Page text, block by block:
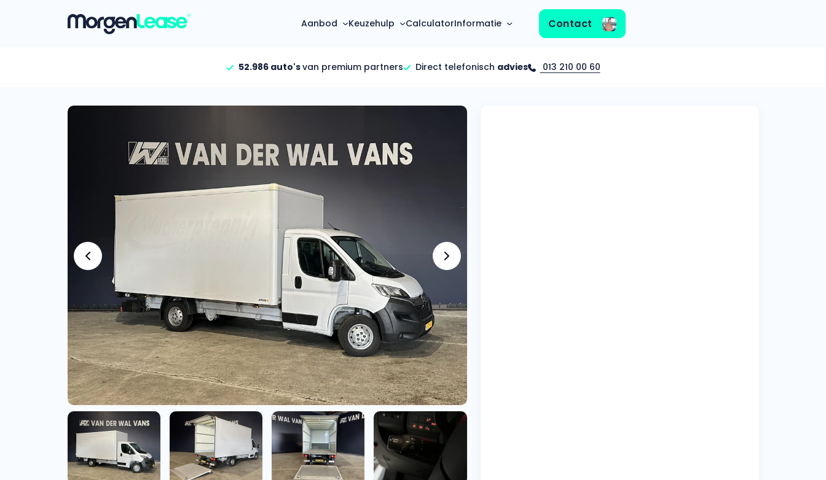
Aanbod
Gezinsauto’s
Bekijk alle gezinsauto’s
Hele aanbod
Bekijk alle electrische auto’s
Budgetwagens
Bekijk alle budgetwagens
Volkswagen
(4500+ auto's)
Audi
(2000+ auto's)
BMW
(2000+ auto's)
Keuzehulp
Calculator
Maandbedrag berekenen
Offerte vergelijken
Wij geven jou een betere deal
CalculatorInformatie
Over ons
Jouw aanvraag
Leasevormen
Vragen over leasevormen
Contact
52.986 auto'svan premium partners Direct telefonisch advies 013 210 00 60